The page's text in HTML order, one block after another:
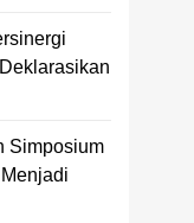
Simposium